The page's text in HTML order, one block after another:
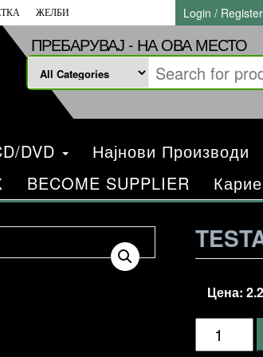
ЖЕЛБИ Login / Register
ПРЕБАРУВАЈ - НА ОВА МЕСТО
DVD Најнови Производи
BECOME SUPPLIER
Цена: